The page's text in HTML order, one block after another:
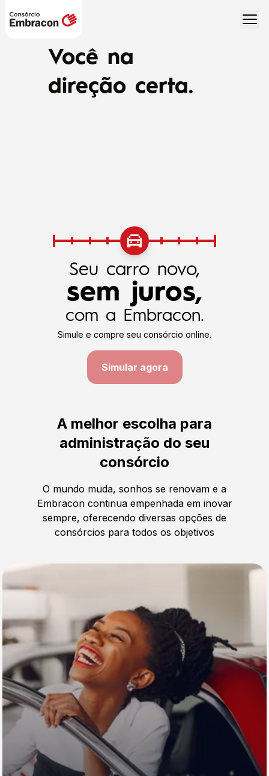
Você na
direção certa.
Seu carro novo,
sem juros,
com a Embracon.
Simule e compre seu consórcio online.
Simular agora
A melhor escolha para
administração do seu
consórcio
O mundo muda, sonhos se renovam e a
Embracon continua empenhada em inovar
sempre, oferecendo diversas opções de
consórcios para todos os objetivos